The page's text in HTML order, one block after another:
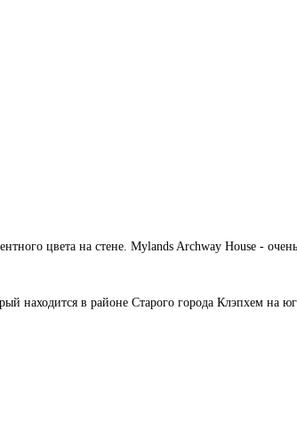
цвета на стене. Mylands Archway House -
находится в районе Старого города Клэпхем на